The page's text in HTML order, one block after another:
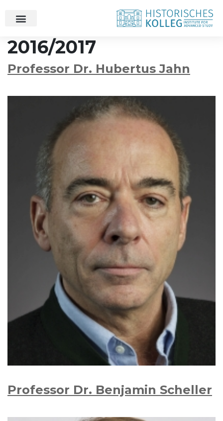
2016/2017
Professor Dr. Hubertus Jahn
Professor Dr. Benjamin Scheller